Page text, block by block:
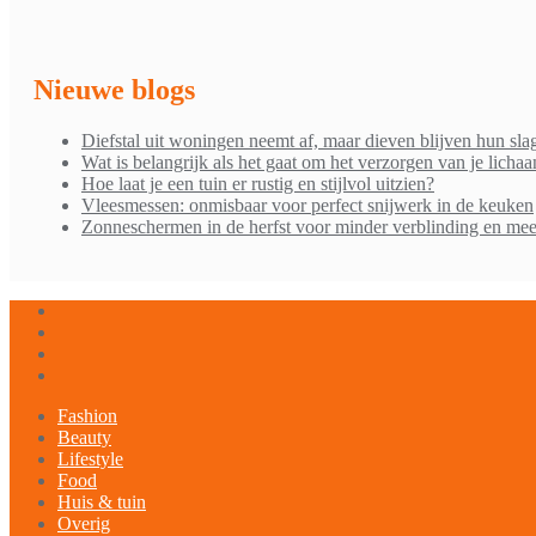
Nieuwe blogs
Diefstal uit woningen neemt af, maar dieven blijven hun
Wat is belangrijk als het gaat om het verzorgen van je
Hoe laat je een tuin er rustig en stijlvol uitzien?
Vleesmessen: onmisbaar voor perfect snijwerk in de keuken
Zonneschermen in de herfst voor minder verblinding en
Fashion
Beauty
Lifestyle
Food
Huis & tuin
Overig